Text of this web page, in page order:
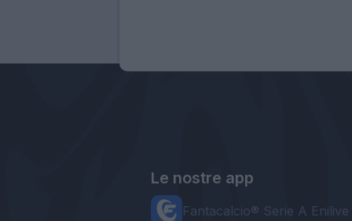
Le nostre app
Fantacalcio® Serie A Enilive